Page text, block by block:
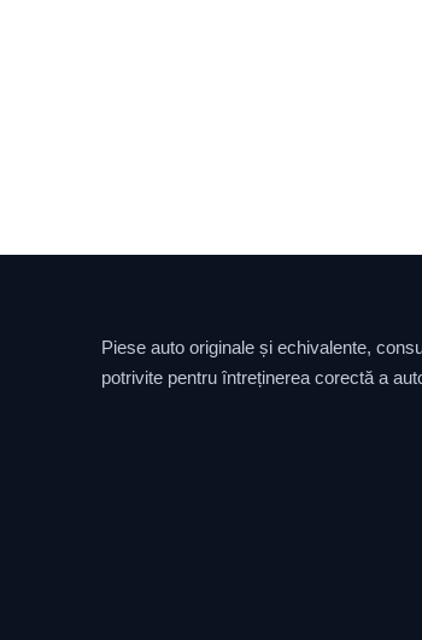
Piese auto originale și echivalente,
potrivite pentru întreținerea corectă a